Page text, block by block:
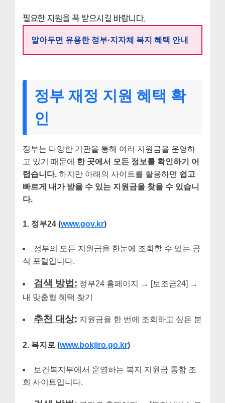
필요한 지원을 꼭 받으시길 바랍니다.
알아두면 유용한 정부·지자체 복지 혜택 안내
정부 재정 지원 혜택 확
인
정부는 다양한 기관을 통해 여러 지원금을 운영하
고 있기 때문에 한 곳에서 모든 정보를 확인하기 어
렵습니다. 하지만 아래의 사이트를 활용하면 쉽고
빠르게 내가 받을 수 있는 지원금을 찾을 수 있습니
다.
1. 정부24 (www.gov.kr)
정부의 모든 지원금을 한눈에 조회할 수 있는 공
식 포털입니다.
검색 방법: 정부24 홈페이지 → [보조금24] →
내 맞춤형 혜택 찾기
추천 대상: 지원금을 한 번에 조회하고 싶은 분
2. 복지로 (www.bokjiro.go.kr)
보건복지부에서 운영하는 복지 지원금 통합 조
회 사이트입니다.